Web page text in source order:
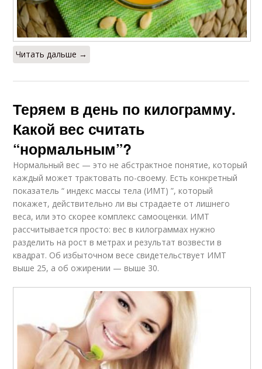
Читать дальше →
Теряем в день по килограмму.
Какой вес считать
“нормальным”?
Нормальный вес — это не абстрактное понятие, который
каждый может трактовать по-своему. Есть конкретный
показатель “ индекс массы тела (ИМТ) ”, который
покажет, действительно ли вы страдаете от лишнего
веса, или это скорее комплекс самооценки. ИМТ
рассчитывается просто: вес в килограммах нужно
разделить на рост в метрах и результат возвести в
квадрат. Об избыточном весе свидетельствует ИМТ
выше 25, а об ожирении — выше 30.